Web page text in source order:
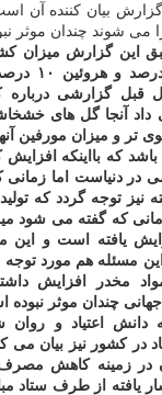
بیان كننده آن
می شوند چندان موثر
درصد،
گزارشی درباره
داد آنجا گل های
تر و میزان مورفین
كه بااینكه افزایش
در دنیاست اما
نیز توجه گردد كه
كه گفته می شود
یافته است و این
مسئله هم مورد توجه
مخدر افزایش
چندان موثر نبوده
اعتیاد و روان
در كشور نیز بیان می
در زمینه كاهش
یافته از طرف ستاد